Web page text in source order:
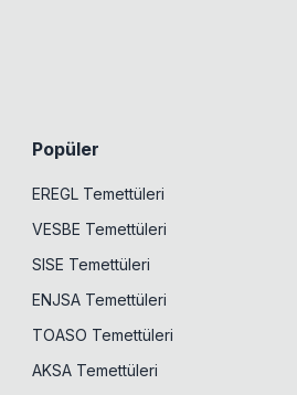
Popüler
EREGL Temettüleri
VESBE Temettüleri
SISE Temettüleri
ENJSA Temettüleri
TOASO Temettüleri
AKSA Temettüleri